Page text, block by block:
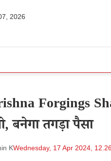
2026
Forgings
बनेगा तगड़ा पैसा
KWednesday, 17 Apr 2024,